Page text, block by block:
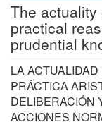
The
practical
prudential
LA
PRÁCTICA
DELIBERACIÓN
ACCIONES